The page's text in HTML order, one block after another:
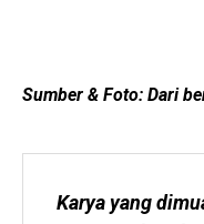
Sumber & Foto: Dari
Karya yang